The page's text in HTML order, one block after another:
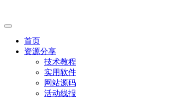
首页
资源分享
技术教程
实用软件
网站源码
活动线报